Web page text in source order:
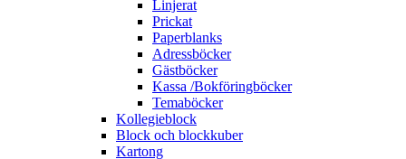
Linjerat
Prickat
Paperblanks
Adressböcker
Gästböcker
Kassa /Bokföringböcker
Temaböcker
Kollegieblock
Block och blockkuber
Kartong